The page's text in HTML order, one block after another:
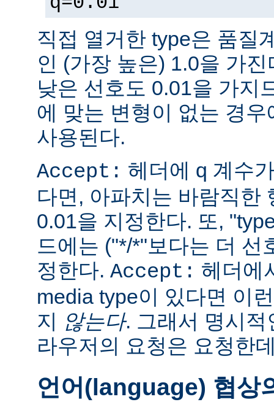
직접 열거한 type은 품질
인 (가장 높은) 1.0을 가
낮은 선호도 0.01을 가지
에 맞는 변형이 없는 경
사용된다.
Accept: 헤더에 q 계수
다면, 아파치는 바람직한
0.01을 지정한다. 또,
드에는 ("*/*"보다는 더 선
정한다. Accept: 헤더에
media type이 있다면 이
지
않는다. 그래서 명시
라우저의 요청은 요청한
언어(language) 협상